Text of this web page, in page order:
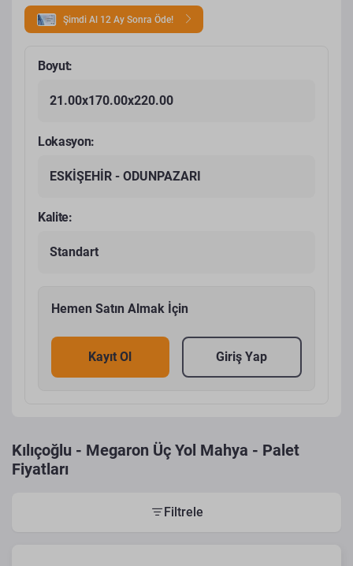
Şimdi Al 12 Ay Sonra Öde!
Boyut:
21.00x170.00x220.00
Lokasyon:
ESKİŞEHİR - ODUNPAZARI
Kalite:
Standart
Hemen Satın Almak İçin
Kayıt Ol Giriş Yap
Kılıçoğlu - Megaron Üç Yol Mahya - Palet
Fiyatları
Filtrele